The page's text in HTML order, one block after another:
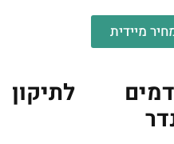
מיידית
לתיקון